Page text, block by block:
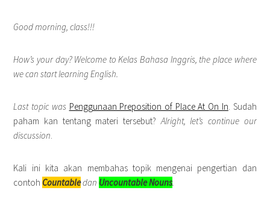
Good morning, class!!!
How’s your day? Welcome to Kelas Bahasa Inggris, the place where
we can start learning English.
Last topic was Penggunaan Preposition of Place At On In. Sudah
paham kan tentang materi tersebut?Alright, let’s continue our
discussion.
Kali ini kita akan membahas topik mengenai pengertian dan
contohCountabledan Uncountable Nouns.